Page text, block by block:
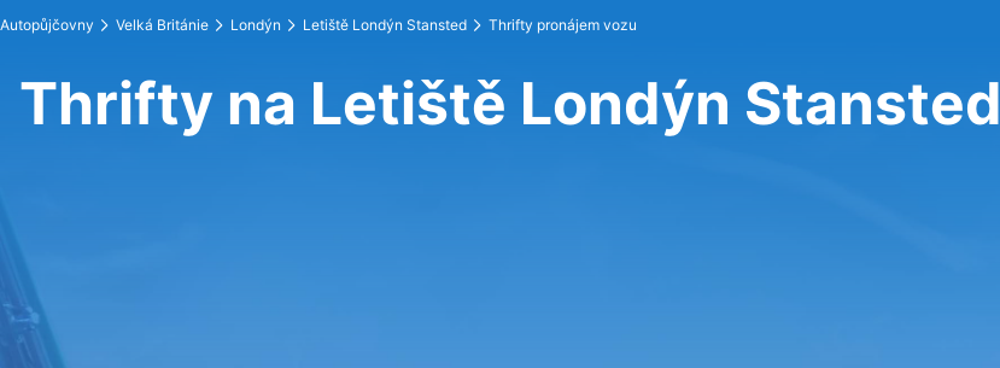
Autopůjčovny Velká Británie Londýn Letiště Londýn Stansted Thrifty pronájem vozu
Thrifty na Letiště Londýn Stansted